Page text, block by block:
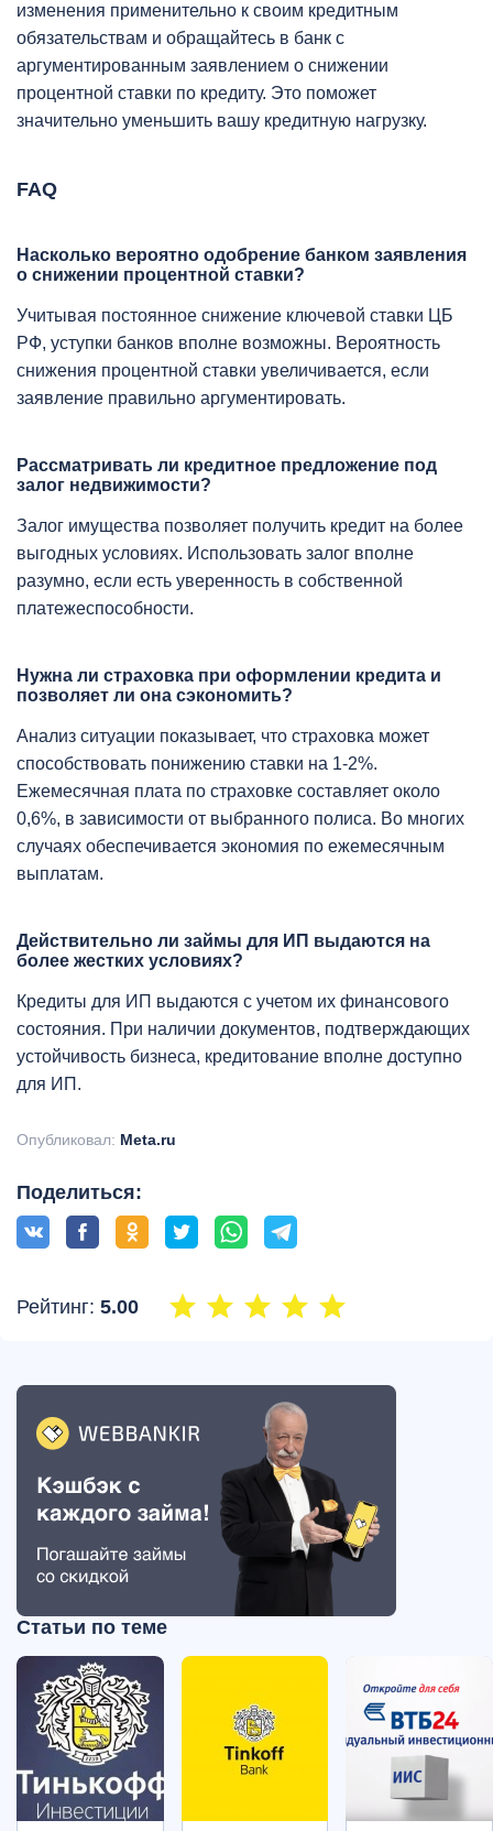
изменения применительно к своим кредитным
обязательствам и обращайтесь в банк с
аргументированным заявлением о снижении
процентной ставки по кредиту. Это поможет
значительно уменьшить вашу кредитную нагрузку.
FAQ
Насколько вероятно одобрение банком заявления
о снижении процентной ставки?
Учитывая постоянное снижение ключевой ставки ЦБ
РФ, уступки банков вполне возможны. Вероятность
снижения процентной ставки увеличивается, если
заявление правильно аргументировать.
Рассматривать ли кредитное предложение под
залог недвижимости?
Залог имущества позволяет получить кредит на более
выгодных условиях. Использовать залог вполне
разумно, если есть уверенность в собственной
платежеспособности.
Нужна ли страховка при оформлении кредита и
позволяет ли она сэкономить?
Анализ ситуации показывает, что страховка может
способствовать понижению ставки на 1-2%.
Ежемесячная плата по страховке составляет около
0,6%, в зависимости от выбранного полиса. Во многих
случаях обеспечивается экономия по ежемесячным
выплатам.
Действительно ли займы для ИП выдаются на
более жестких условиях?
Кредиты для ИП выдаются с учетом их финансового
состояния. При наличии документов, подтверждающих
устойчивость бизнеса, кредитование вполне доступно
для ИП.
Опубликовал: Meta.ru
Поделиться:
Рейтинг: 5.00
Статьи по теме